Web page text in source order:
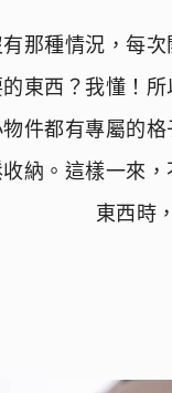
有那種情況，每
東西？我懂！
件都有專屬的
納。這樣一來
東西時